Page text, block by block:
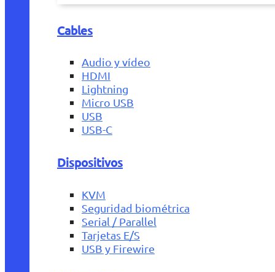
Cables
Audio y vídeo
HDMI
Lightning
Micro USB
USB
USB-C
Dispositivos
KVM
Seguridad biométrica
Serial / Parallel
Tarjetas E/S
USB y Firewire